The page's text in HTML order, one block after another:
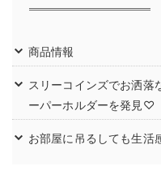
商品情報
スリーコインズでお洒落
ーパーホルダーを発見♡
お部屋に吊るしても生活